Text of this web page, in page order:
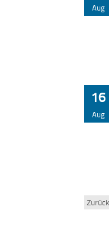
Aug
16
Aug
Zurück